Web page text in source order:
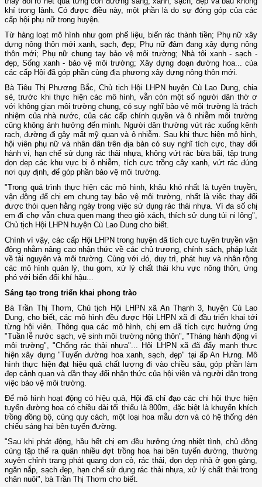
khí trong lành. Có được điều này, một phần là do sự đóng góp của các
cấp hội phụ nữ trong huyện.
Từ hàng loạt mô hình như gom phế liệu, biến rác thành tiền; Phụ nữ xây
dựng nông thôn mới xanh, sạch, đẹp; Phụ nữ đảm đang xây dựng nông
thôn mới; Phụ nữ chung tay bảo vệ môi trường; Nhà tôi xanh - sạch -
đẹp, Sống xanh - bảo vệ môi trường; Xây dựng đoạn đường hoa... của
các cấp Hội đã góp phần cùng địa phương xây dựng nông thôn mới.
Bà Tiêu Thị Phương Bắc, Chủ tịch Hội LHPN huyện Cù Lao Dung, chia
sẻ, trước khi thực hiện các mô hình, vẫn còn một số người dân thờ ơ
với không gian môi trường chung, có suy nghĩ bảo vệ môi trường là trách
nhiệm của nhà nước, của các cấp chính quyền và ô nhiễm môi trường
cũng không ảnh hưởng đến mình. Người dân thường vứt rác xuống kênh
rạch, đường đi gây mất mỹ quan và ô nhiễm. Sau khi thực hiện mô hình,
hội viên phụ nữ và nhân dân trên địa bàn có suy nghĩ tích cực, thay đổi
hành vi, hạn chế sử dụng rác thải nhựa, không vứt rác bừa bãi, tập trung
dọn dẹp các khu vực bị ô nhiễm, tích cực trồng cây xanh, vứt rác đúng
nơi quy định, để góp phần bảo vệ môi trường.
"Trong quá trình thực hiện các mô hình, khâu khó nhất là tuyên truyền,
vận động để chị em chung tay bảo vệ môi trường, nhất là việc thay đổi
được thói quen hằng ngày trong việc sử dụng rác thải nhựa. Vì đa số chị
em đi chợ vẫn chưa quen mang theo giỏ xách, thích sử dụng túi ni lông",
Chủ tịch Hội LHPN huyện Cù Lao Dung cho biết.
Chính vì vậy, các cấp Hội LHPN trong huyện đã tích cực tuyên truyền vận
động nhằm nâng cao nhận thức về các chủ trương, chính sách, pháp luật
về tài nguyên và môi trường. Cùng với đó, duy trì, phát huy và nhân rộng
các mô hình quản lý, thu gom, xử lý chất thải khu vực nông thôn, ứng
phó với biến đổi khí hậu...
Sáng tạo trong triển khai phong trào
Bà Trần Thị Thơm, Chủ tịch Hội LHPN xã An Thạnh 3, huyện Cù Lao
Dung, cho biết, các mô hình đều được Hội LHPN xã đi đầu triển khai tới
từng hội viên. Thông qua các mô hình, chị em đã tích cực hưởng ứng
"Tuần lễ nước sạch, vệ sinh môi trường nông thôn", "Tháng hành động vì
môi trường", "Chống rác thải nhựa"... Hội LHPN xã đã đẩy mạnh thực
hiện xây dựng "Tuyến đường hoa xanh, sạch, đẹp" tại ấp An Hưng. Mô
hình thực hiện đạt hiệu quả chất lượng đi vào chiều sâu, góp phần làm
đẹp cảnh quan và dần thay đổi nhận thức của hội viên và người dân trong
việc bảo vệ môi trường.
Để mô hình hoạt động có hiệu quả, Hội đã chỉ đạo các chi hội thực hiện
tuyến đường hoa có chiều dài tối thiểu là 800m, đặc biệt là khuyến khích
trồng đồng bộ, cùng quy cách, một loại hoa mẫu đơn và có hệ thống đèn
chiếu sáng hai bên tuyến đường.
"Sau khi phát động, hầu hết chị em đều hưởng ứng nhiệt tình, chủ động
cùng tập thể ra quân nhiều đợt trồng hoa hai bên tuyến đường, thường
xuyên chỉnh trang phát quang dọn cỏ, rác thải, dọn dẹp nhà ở gọn gàng,
ngăn nắp, sạch đẹp, hạn chế sử dụng rác thải nhựa, xử lý chất thải trong
chăn nuôi", bà Trần Thị Thơm cho biết.